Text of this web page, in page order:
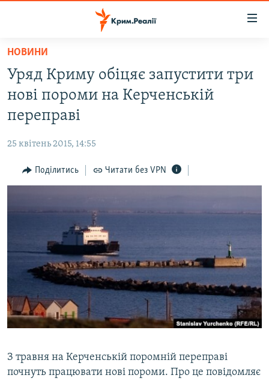
Перейти
основного
матеріалу
до
основної
Перейти
до
ВОДА.КРИМ
ВІДЕО ТА ФОТО
БЛОГИ
ПОГЛЯД
ВСЕ ЗА ДЕНЬ
СПЕЦПРОЕКТИ
ДЕПОРТАЦІЯ
ВІДЕОУРОКИ «ELIFBE»
СВІДЧЕННЯ ОКУПАЦІЇ
УКРАЇНСЬКА ПРОБЛЕМА КРИМУ
ЯК ОБІЙТИ БЛОКУВАННЯ
Qırımtatar
НОВИНИ
Уряд Криму обіцяє запустити три
нові пороми на Керченській
переправі
25 квітень 2015, 14:55
Поділитись Читати без VPN
З травня на Керченській поромній переправі
почнуть працювати нові пороми. Про це повідомляє